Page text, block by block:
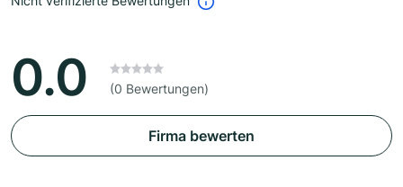
0.0 (0 Bewertungen)
Firma bewerten